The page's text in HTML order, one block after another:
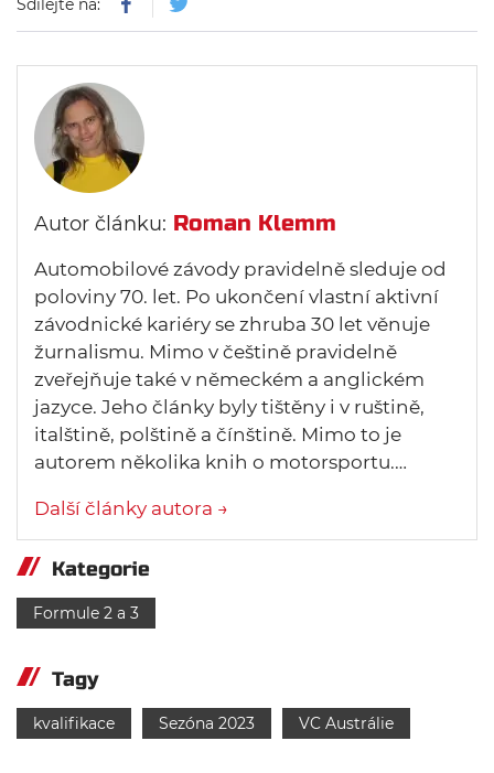
Sdílejte na:
Autor článku: Roman Klemm
Automobilové závody pravidelně sleduje od
poloviny 70. let. Po ukončení vlastní aktivní
závodnické kariéry se zhruba 30 let věnuje
žurnalismu. Mimo v češtině pravidelně
zveřejňuje také v německém a anglickém
jazyce. Jeho články byly tištěny i v ruštině,
italštině, polštině a čínštině. Mimo to je
autorem několika knih o motorsportu.…
Další články autora →
Kategorie
Formule 2 a 3
Tagy
kvalifikace Sezóna 2023 VC Austrálie